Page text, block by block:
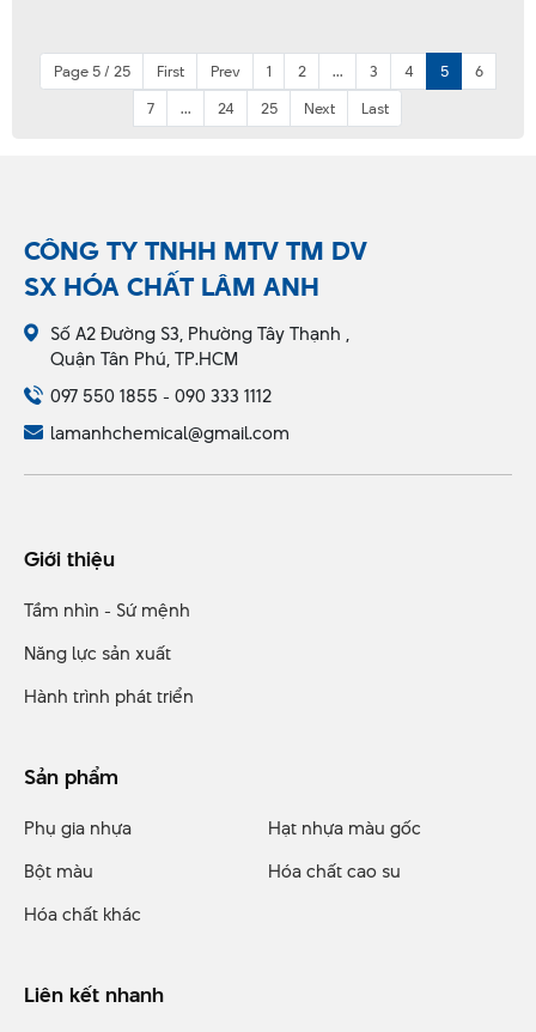
Page 5 / 25 First Prev 1 2 ... 3 4 5
6
7
... 24 25 Next Last
CÔNG TY TNHH MTV TM DV
SX HÓA CHẤT LÂM ANH
Số A2 Đường S3, Phường Tây Thạnh ,
Quận Tân Phú, TP.HCM
097 550 1855 - 090 333 1112
lamanhchemical@gmail.com
Giới thiệu
Tầm nhìn - Sứ mệnh
Năng lực sản xuất
Hành trình phát triển
Sản phẩm
Phụ gia nhựa
Hạt nhựa màu gốc
Bột màu
Hóa chất cao su
Hóa chất khác
Liên kết nhanh